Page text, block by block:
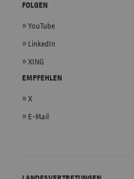
FOLGEN
YouTube
LinkedIn
XING
EMPFEHLEN
X
E-Mail